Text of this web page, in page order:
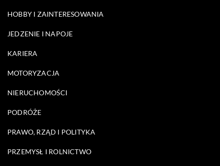
HOBBY I ZAINTERESOWANIA
JEDZENIE I NAPOJE
KARIERA
MOTORYZACJA
NIERUCHOMOŚCI
PODRÓŻE
PRAWO, RZĄD I POLITYKA
PRZEMYSŁ I ROLNICTWO